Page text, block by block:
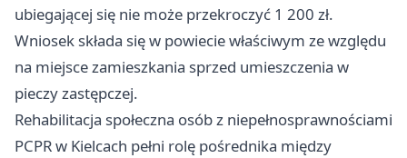
ubiegającej się nie może przekroczyć 1 200 zł.
Wniosek składa się w powiecie właściwym ze względu
na miejsce zamieszkania sprzed umieszczenia w
pieczy zastępczej.
Rehabilitacja społeczna osób z niepełnosprawnościami
PCPR w Kielcach pełni rolę pośrednika między